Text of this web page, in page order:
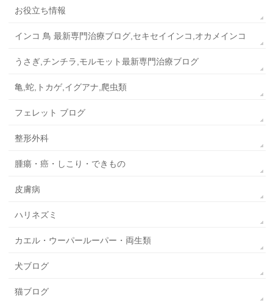
お役立ち情報
インコ 鳥 最新専門治療ブログ,セキセイインコ,オカメインコ
うさぎ,チンチラ,モルモット最新専門治療ブログ
亀,蛇,トカゲ,イグアナ,爬虫類
フェレット ブログ
整形外科
腫瘍・癌・しこり・できもの
皮膚病
ハリネズミ
カエル・ウーパールーパー・両生類
犬ブログ
猫ブログ